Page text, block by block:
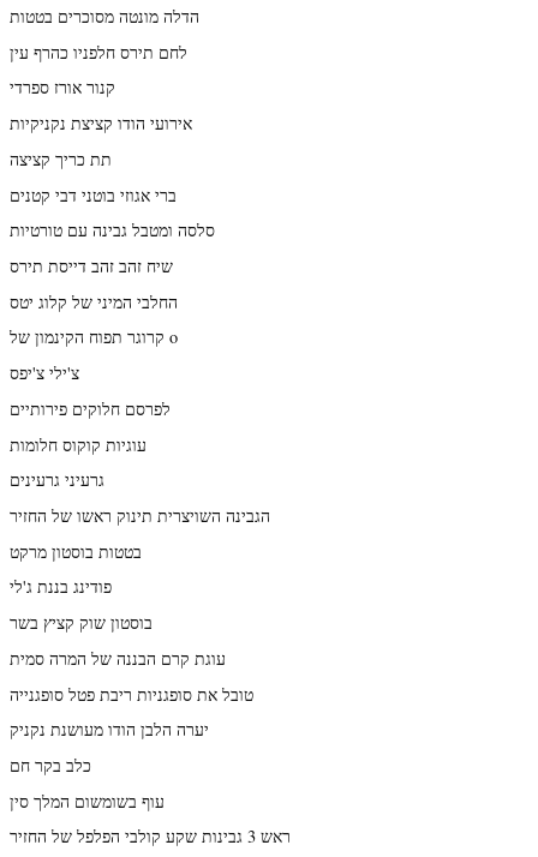
הדלה מונטה מסוכרים בטטות
לחם תירס חלפניו כהרף עין
קנור אורז ספרדי
אירועי הודו קציצת נקניקיות
תת כריך קציצה
ברי אגוזי בוטני דבי קטנים
סלסה ומטבל גבינה עם טורטיות
שיח זהב זהב דייסת תירס
החלבי המיני של קלוג יטס
קרוגר תפוח הקינמון של o
צ'ילי צ'יפס
לפרסם חלוקים פירותיים
עוגיות קוקוס חלומות
גרעיני גרעינים
הגבינה השויצרית תינוק ראשו של החזיר
בטטות בוסטון מרקט
פודינג בננת ג'לי
בוסטון שוק קציץ בשר
עוגת קרם הבננה של המרה סמית
טובל את סופגניות ריבת פטל סופגנייה
יערה הלבן הודו מעושנת נקניק
כלב בקר חם
עוף בשומשום המלך סין
ראש 3 גבינות שקע קולבי הפלפל של החזיר